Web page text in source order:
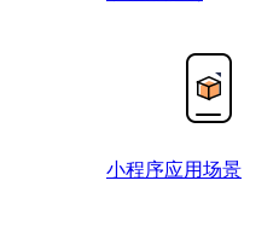
小程序应用场景